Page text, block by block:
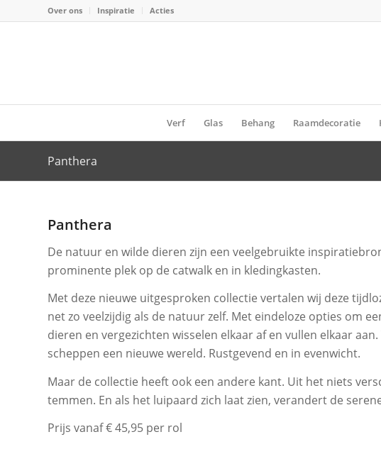
Over ons Inspiratie Acties
Verf Glas Behang Raamdecoratie
Panthera
Panthera
De natuur en wilde dieren zijn een veelgebruikte
prominente plek op de catwalk en in kledingkasten.
Met deze nieuwe uitgesproken collectie vertalen wij deze
net zo veelzijdig als de natuur zelf. Met eindeloze opties om
dieren en vergezichten wisselen elkaar af en vullen elkaar
scheppen een nieuwe wereld. Rustgevend en in evenwicht.
Maar de collectie heeft ook een andere kant. Uit het niets
temmen. En als het luipaard zich laat zien, verandert de
Prijs vanaf € 45,95 per rol